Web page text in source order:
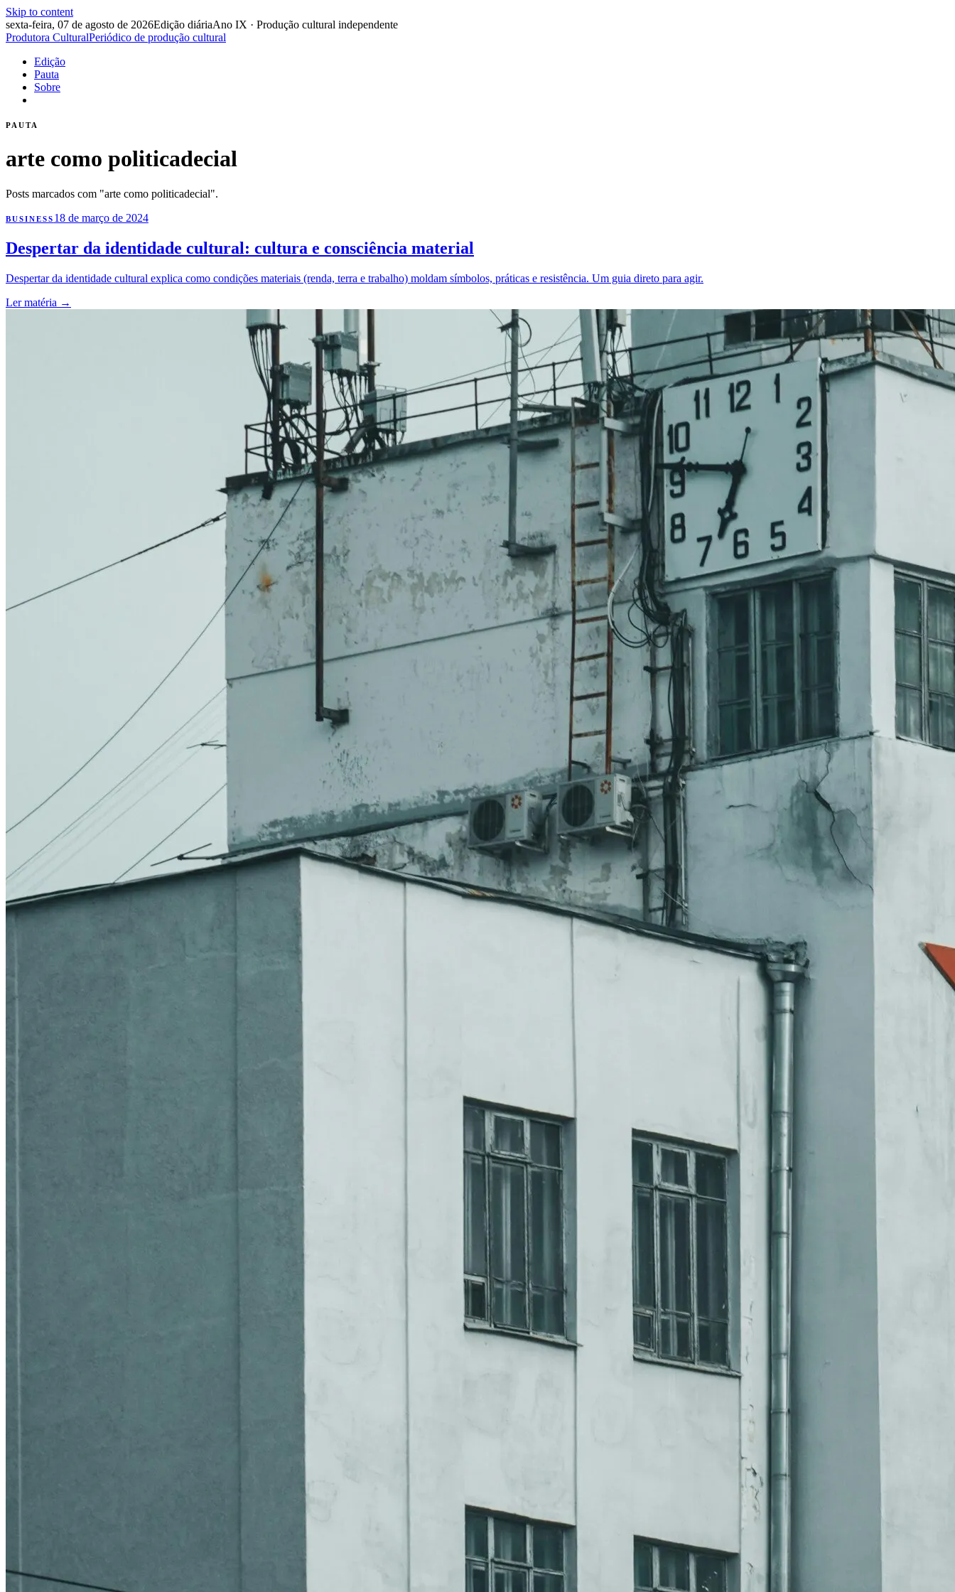
Skip to content
sexta-feira, 07 de agosto de 2026Edição diáriaAno IX · Produção cultural independente
Produtora CulturalPeriódico de produção cultural
Edição
Pauta
Sobre
PAUTA
arte como politicadecial
Posts marcados com "arte como politicadecial".
BUSINESS 18 de março de 2024
Despertar da identidade cultural: cultura e consciência material
Despertar da identidade cultural explica como condições materiais (renda, terra e trabalho) moldam símbolos, práticas e resistência. Um guia direto para agir.
Ler matéria →